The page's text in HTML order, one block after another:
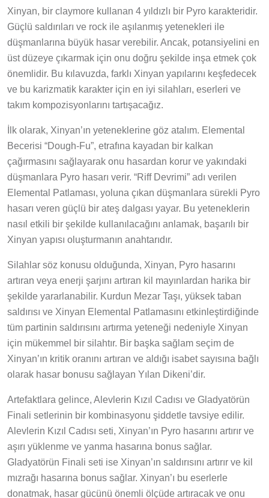
Xinyan, bir claymore kullanan 4 yıldızlı bir Pyro karakteridir.
Güçlü saldırıları ve rock ile aşılanmış yetenekleri ile
düşmanlarına büyük hasar verebilir. Ancak, potansiyelini en
üst düzeye çıkarmak için onu doğru şekilde inşa etmek çok
önemlidir. Bu kılavuzda, farklı Xinyan yapılarını keşfedecek
ve bu karizmatik karakter için en iyi silahları, eserleri ve
takım kompozisyonlarını tartışacağız.
İlk olarak, Xinyan’ın yeteneklerine göz atalım. Elemental
Becerisi “Dough-Fu”, etrafına kayadan bir kalkan
çağırmasını sağlayarak onu hasardan korur ve yakındaki
düşmanlara Pyro hasarı verir. “Riff Devrimi” adı verilen
Elemental Patlaması, yoluna çıkan düşmanlara sürekli Pyro
hasarı veren güçlü bir ateş dalgası yayar. Bu yeteneklerin
nasıl etkili bir şekilde kullanılacağını anlamak, başarılı bir
Xinyan yapısı oluşturmanın anahtarıdır.
Silahlar söz konusu olduğunda, Xinyan, Pyro hasarını
artıran veya enerji şarjını artıran kil mayınlardan harika bir
şekilde yararlanabilir. Kurdun Mezar Taşı, yüksek taban
saldırısı ve Xinyan Elemental Patlamasını etkinleştirdiğinde
tüm partinin saldırısını artırma yeteneği nedeniyle Xinyan
için mükemmel bir silahtır. Bir başka sağlam seçim de
Xinyan’ın kritik oranını artıran ve aldığı isabet sayısına bağlı
olarak hasar bonusu sağlayan Yılan Dikeni’dir.
Artefaktlara gelince, Alevlerin Kızıl Cadısı ve Gladyatörün
Finali setlerinin bir kombinasyonu şiddetle tavsiye edilir.
Alevlerin Kızıl Cadısı seti, Xinyan’ın Pyro hasarını artırır ve
aşırı yüklenme ve yanma hasarına bonus sağlar.
Gladyatörün Finali seti ise Xinyan’ın saldırısını artırır ve kil
mızrağı hasarına bonus sağlar. Xinyan’ı bu eserlerle
donatmak, hasar gücünü önemli ölçüde artıracak ve onu